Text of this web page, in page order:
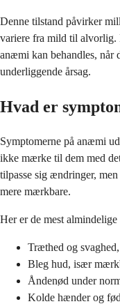
Denne tilstand påvirker
variere fra mild til alvorlig.
anæmi kan behandles, når
underliggende årsag.
Hvad er
Symptomerne på anæmi
ikke mærke til dem med
tilpasse sig ændringer,
mere mærkbare.
Her er de mest
Træthed og
Bleg hud, især
Åndenød under
Kolde hænder og